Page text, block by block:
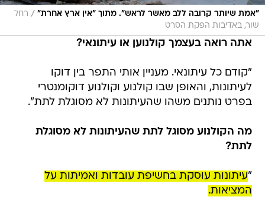
"אמת שיותר קרובה ללב מאשר לראש". מתוך "אין ארץ אחרת" / רחל
שור, באדיבות הפקת הסרט
אתה רואה בעצמך קולנוען או עיתונאי?
"קודם כל עיתונאי. מעניין אותי התפר בין דוקו
לעיתונות, והאופן שבו קולנוע וקולנוע דוקומנטרי
בפרט נותנים משהו שהעיתונות לא מסוגלת לתת".
מה הקולנוע מסוגל לתת שהעיתונות לא מסוגלת
לתת?
"עיתונות עוסקת בחשיפת עובדות ואמיתות על
המציאות.